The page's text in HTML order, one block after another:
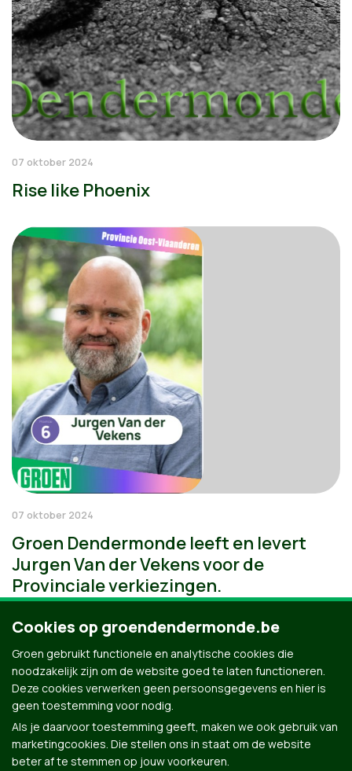
07 oktober 2024
Rise like Phoenix
07 oktober 2024
Groen Dendermonde leeft en levert
Jurgen Van der Vekens voor de
Provinciale verkiezingen.
Cookies op groendendermonde.be
Groen gebruikt functionele en analytische cookies die
noodzakelijk zijn om de website goed te laten functioneren.
Deze cookies verwerken geen persoonsgegevens en hier is
geen toestemming voor nodig.
Als je daarvoor toestemming geeft, maken we ook gebruik van
marketingcookies. Die stellen ons in staat om de website
beter af te stemmen op jouw voorkeuren.